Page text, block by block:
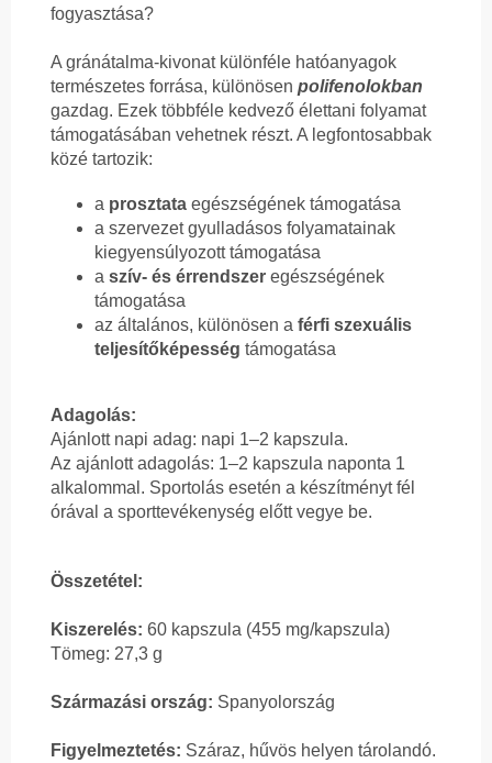
fogyasztása?
A gránátalma-kivonat különféle hatóanyagok
természetes forrása, különösen polifenolokban
gazdag. Ezek többféle kedvező élettani folyamat
támogatásában vehetnek részt. A legfontosabbak
közé tartozik:
a prosztata egészségének támogatása
a szervezet gyulladásos folyamatainak
kiegyensúlyozott támogatása
a szív- és érrendszer egészségének
támogatása
az általános, különösen a férfi szexuális
teljesítőképesség támogatása
Adagolás:
Ajánlott napi adag: napi 1–2 kapszula.
Az ajánlott adagolás: 1–2 kapszula naponta 1
alkalommal. Sportolás esetén a készítményt fél
órával a sporttevékenység előtt vegye be.
Összetétel:
Kiszerelés: 60 kapszula (455 mg/kapszula)
Tömeg: 27,3 g
Származási ország: Spanyolország
Figyelmeztetés: Száraz, hűvös helyen tárolandó.